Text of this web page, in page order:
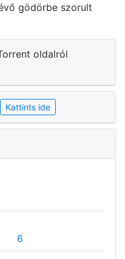
gödörbe szorult
oldalról
Kattints ide
6